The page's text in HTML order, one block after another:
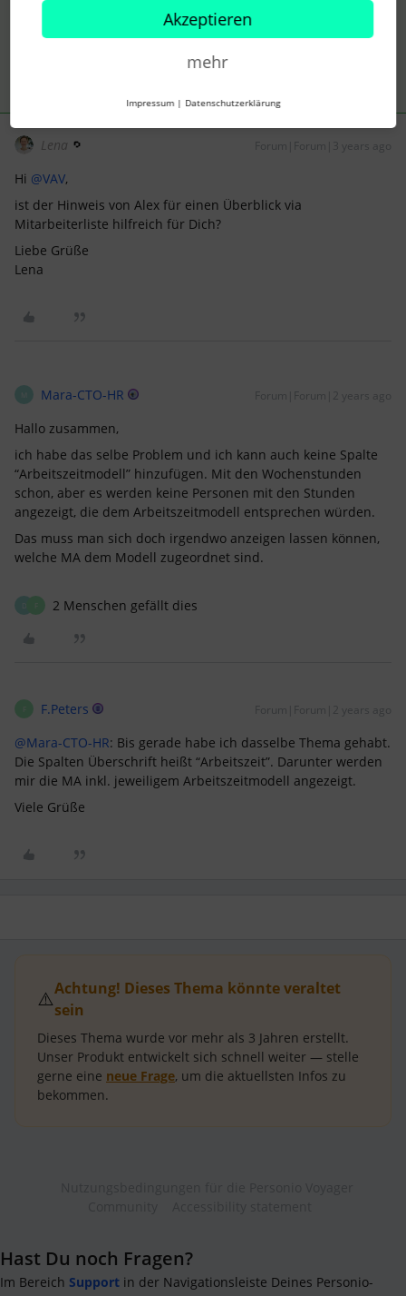
1 Personen gefällt dies
Lena Forum|Forum|3 years ago
Hi @VAV,
ist der Hinweis von Alex für einen Überblick via
Mitarbeiterliste hilfreich für Dich?
Liebe Grüße
Lena
Mara-CTO-HR Forum|Forum|2 years ago
Hallo zusammen,
ich habe das selbe Problem und ich kann auch keine Spalte
“Arbeitszeitmodell” hinzufügen. Mit den Wochenstunden
schon, aber es werden keine Personen mit den Stunden
angezeigt, die dem Arbeitszeitmodell entsprechen würden.
Das muss man sich doch irgendwo anzeigen lassen können,
welche MA dem Modell zugeordnet sind.
2 Menschen gefällt dies
F.Peters Forum|Forum|2 years ago
@Mara-CTO-HR: Bis gerade habe ich dasselbe Thema gehabt.
Die Spalten Überschrift heißt “Arbeitszeit”. Darunter werden
mir die MA inkl. jeweiligem Arbeitszeitmodell angezeigt.
Viele Grüße
⚠️Achtung! Dieses Thema könnte veraltet
sein
Dieses Thema wurde vor mehr als 3 Jahren erstellt.
Unser Produkt entwickelt sich schnell weiter — stelle
gerne eine neue Frage, um die aktuellsten Infos zu
bekommen.
Hast Du noch Fragen?
Im Bereich Support in der Navigationsleiste Deines Personio-
Akzeptieren
mehr
Impressum | Datenschutzerklärung